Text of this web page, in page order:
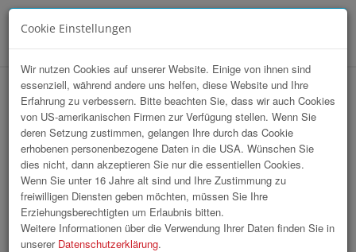
Mi, 10. 04. 2024, Business Upper Austria |
Zukunftsforum 2024 / Tag 2 | Oberbank Forum
Cookie Einstellungen
Wir nutzen Cookies auf unserer Website. Einige von ihnen sind
essenziell, während andere uns helfen, diese Website und Ihre
Erfahrung zu verbessern. Bitte beachten Sie, dass wir auch Cookies
von US-amerikanischen Firmen zur Verfügung stellen. Wenn Sie
deren Setzung zustimmen, gelangen Ihre durch das Cookie
erhobenen personenbezogene Daten in die USA. Wünschen Sie
dies nicht, dann akzeptieren Sie nur die essentiellen Cookies.
Wenn Sie unter 16 Jahre alt sind und Ihre Zustimmung zu
freiwilligen Diensten geben möchten, müssen Sie Ihre
Erziehungsberechtigten um Erlaubnis bitten.
Weitere Informationen über die Verwendung Ihrer Daten finden Sie in
unserer Datenschutzerklärung.